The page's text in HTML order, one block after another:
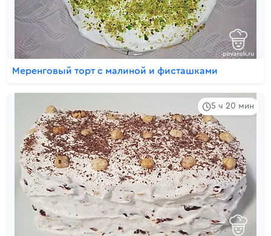
Меренговый торт с малиной и фисташками
5 ч 20 мин